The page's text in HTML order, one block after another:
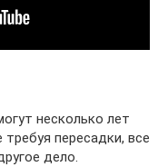
несколько лет
пересадки, все
дело.